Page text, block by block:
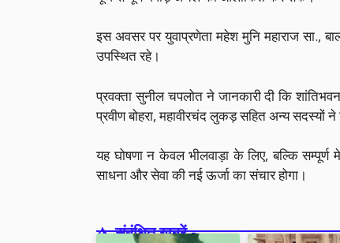
इस अवसर पर युवाप्रणेता महेश मुनि महाराज सा.,
उपस्थित रहे।
प्रवक्ता सुनील चपलोत ने जानकारी दी कि
प्रवीण बोहरा, महावीरचंद लुकड़ सहित अन्य सदस्यों
यह घोषणा न केवल भीलवाड़ा के लिए, बल्कि सम्पूर्ण
साधना और सेवा की नई ऊर्जा का संचार होगा।
संबंधित खबरें -